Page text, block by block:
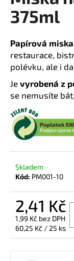
375ml
Papírová
restaurace,
polévku, ale i
Je vyrobená z
se nemusíte
Skladem
Kód: PM001-10
2,41 Kč
1,99 Kč bez DPH
Měrná
cena:
60,25 Kč / 25 ks
a
j
í
t
?
D
o
u
u
j